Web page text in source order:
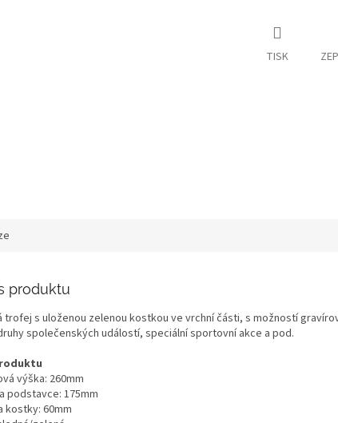
TISK
produktu
trofej s uloženou zelenou kostkou ve vrchní části, s možností
společenských událostí, speciální sportovní akce a pod.
výška: 260mm
podstavce: 175mm
kostky: 60mm